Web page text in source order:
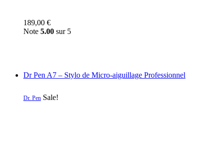
189,00 €
Note 5.00 sur 5
Dr Pen A7 – Stylo de Micro-aiguillage Professionnel
Dr. Pen Sale!